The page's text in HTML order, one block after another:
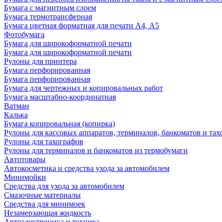
Бумага с магнитным слоем
Бумага термотрансферная
Бумага цветная форматная для печати А4, А5
Фотобумага
Бумага для широкоформатной печати
Бумага для широкоформатной печати
Рулоны для принтера
Бумага перфорированная
Бумага перфорированная
Бумага для чертежных и копировальных работ
Бумага масштабно-координатная
Ватман
Калька
Бумага копировальная (копирка)
Рулоны для кассовых аппаратов, терминалов, банкоматов и
Рулоны для тахографов
Рулоны для терминалов и банкоматов из термобумаги
Автотовары
Автокосметика и средства ухода за автомобилем
Минимойки
Средства для ухода за автомобилем
Смазочные материалы
Средства для минимоек
Незамерзающая жидкость